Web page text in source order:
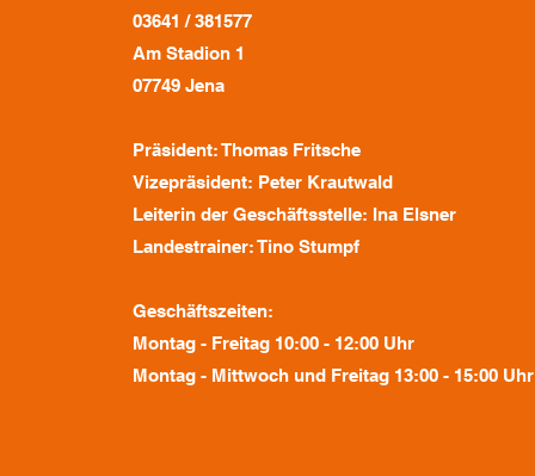
03641 / 381577
Am Stadion 1
07749 Jena
Präsident: Thomas Fritsche
Vizepräsident: Peter Krautwald
Leiterin der Geschäftsstelle: Ina Elsner
Landestrainer: Tino Stumpf
Geschäftszeiten:
Montag - Freitag 10:00 - 12:00 Uhr
Montag - Mittwoch und Freitag 13:00 - 15:00 Uhr